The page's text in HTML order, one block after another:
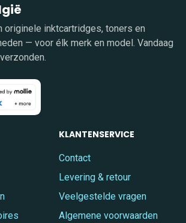
inktcartridges, toners en
— voor élk merk en model. Vandaag
KLANTENSERVICE
Contact
Levering & retour
Veelgestelde vragen
Algemene voorwaarden